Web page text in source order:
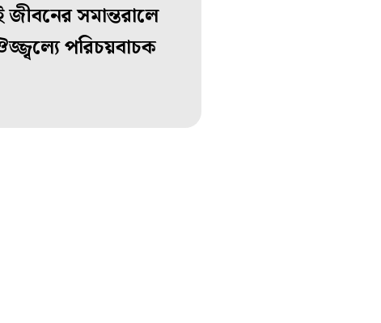
সমান্তরালে
পরিচয়বাচক